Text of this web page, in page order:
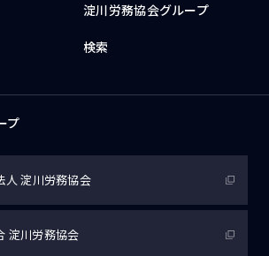
淀川労務協会グループ
検索
プ
人淀川労務協会
淀川労務協会